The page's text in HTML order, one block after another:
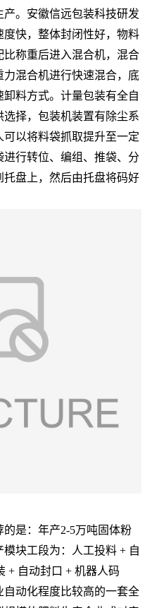
。 安徽信远包装科技研发
快， 整体封闭性好，物料
称重后进入混合机， 混合
力混合机进行快速混合，底
卸料方式。计量包装有全自
择，包装机装置有除尘系
可以将料袋抓取提升至一定
行转位、编组、推袋、分
盘上，然后由托盘将码好
是：年产2-5万吨固体粉
块工段为：人工投料 + 自
+ 自动封口 + 机器人码
动化程度比较高的一套全